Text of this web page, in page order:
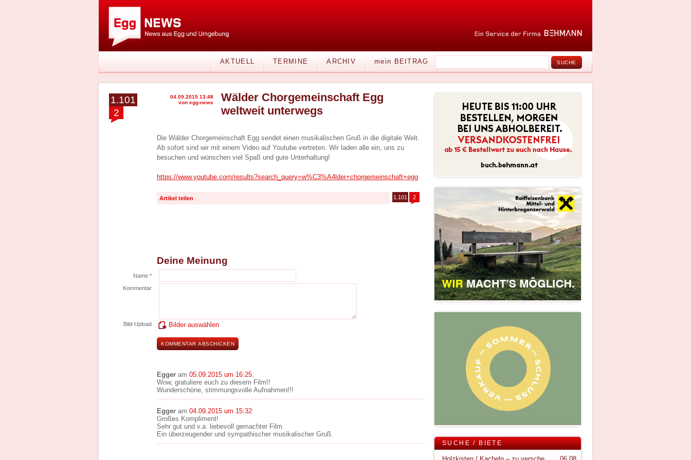
AKTUELL TERMINE ARCHIV mein BEITRAG
1.101
2
04.09.2015 13:48
von egg-news
Wälder Chorgemeinschaft Egg
weltweit unterwegs
Die Wälder Chorgemeinschaft Egg sendet einen musikalischen Gruß in die digitale Welt.
Ab sofort sind wir mit einem Video auf Youtube vertreten. Wir laden alle ein, uns zu
besuchen und wünschen viel Spaß und gute Unterhaltung!
https://www.youtube.com/results?search_query=w%C3%A4lder+chorgemeinschaft+egg
Artikel teilen 1.101 2
Deine Meinung
Name *
Kommentar
Bild-Upload Bilder auswählen
Egger am 05.09.2015 um 16:25:
Wow, gratuliere euch zu diesem Film!!
Wunderschöne, stimmungsvolle Aufnahmen!!!
Egger am 04.09.2015 um 15:32:
Großes Kompliment!
Sehr gut und v.a. liebevoll gemachter Film.
Ein überzeugender und sympathischer musikalischer Gruß.
SUCHE / BIETE